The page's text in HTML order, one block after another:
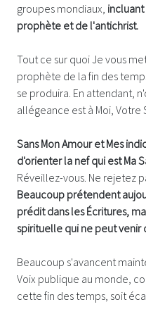
groupes mondiaux,
prophète et de l'antichrist.
Tout ce sur quoi Je vous
prophète de la fin des
se produira. En attendant,
allégeance est à Moi, Votre
Sans Mon Amour et Mes
d'orienter la nef qui est Ma
Réveillez-vous. Ne rejetez
Beaucoup prétendent
prédit dans les Écritures,
spirituelle qui ne peut venir
Beaucoup s'avancent
Voix publique au monde,
cette fin des temps, soit